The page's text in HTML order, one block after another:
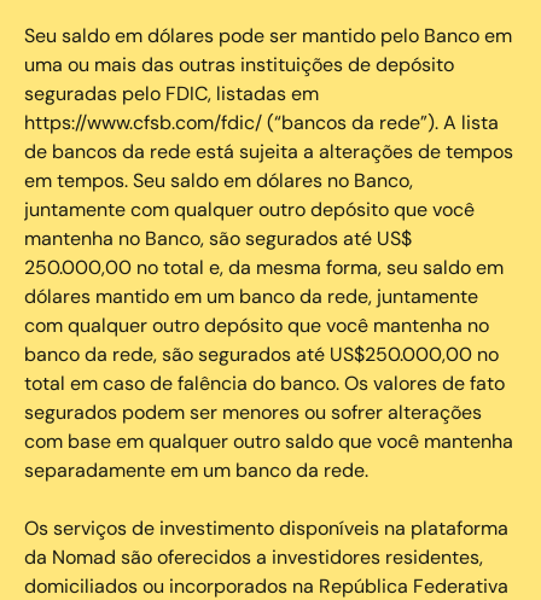
Seu saldo em dólares pode ser mantido pelo Banco em
uma ou mais das outras instituições de depósito
seguradas pelo FDIC, listadas em
https://www.cfsb.com/fdic/ (“bancos da rede”). A lista
de bancos da rede está sujeita a alterações de tempos
em tempos. Seu saldo em dólares no Banco,
juntamente com qualquer outro depósito que você
mantenha no Banco, são segurados até US$
250.000,00 no total e, da mesma forma, seu saldo em
dólares mantido em um banco da rede, juntamente
com qualquer outro depósito que você mantenha no
banco da rede, são segurados até US$250.000,00 no
total em caso de falência do banco. Os valores de fato
segurados podem ser menores ou sofrer alterações
com base em qualquer outro saldo que você mantenha
separadamente em um banco da rede.
Os serviços de investimento disponíveis na plataforma
da Nomad são oferecidos a investidores residentes,
domiciliados ou incorporados na República Federativa